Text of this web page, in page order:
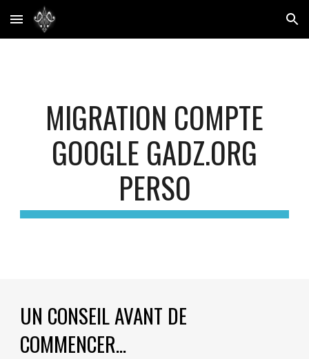
Skip to main content Skip to navigation
MIGRATION COMPTE
GOOGLE GADZ.ORG
PERSO
UN CONSEIL AVANT DE
COMMENCER...